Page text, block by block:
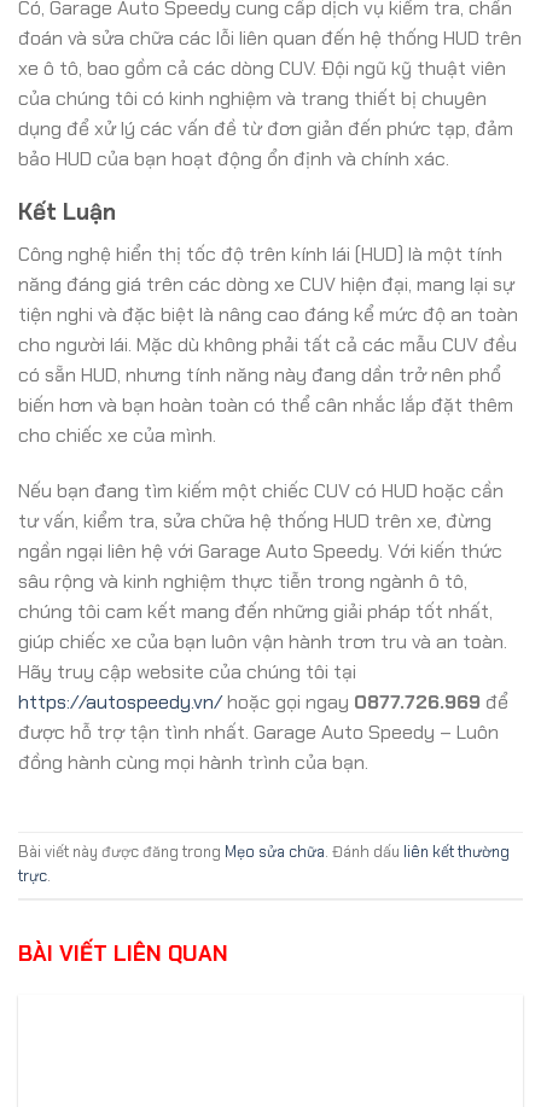
Có, Garage Auto Speedy cung cấp dịch vụ kiểm tra, chẩn
đoán và sửa chữa các lỗi liên quan đến hệ thống HUD trên
xe ô tô, bao gồm cả các dòng CUV. Đội ngũ kỹ thuật viên
của chúng tôi có kinh nghiệm và trang thiết bị chuyên
dụng để xử lý các vấn đề từ đơn giản đến phức tạp, đảm
bảo HUD của bạn hoạt động ổn định và chính xác.
Kết Luận
Công nghệ hiển thị tốc độ trên kính lái (HUD) là một tính
năng đáng giá trên các dòng xe CUV hiện đại, mang lại sự
tiện nghi và đặc biệt là nâng cao đáng kể mức độ an toàn
cho người lái. Mặc dù không phải tất cả các mẫu CUV đều
có sẵn HUD, nhưng tính năng này đang dần trở nên phổ
biến hơn và bạn hoàn toàn có thể cân nhắc lắp đặt thêm
cho chiếc xe của mình.
Nếu bạn đang tìm kiếm một chiếc CUV có HUD hoặc cần
tư vấn, kiểm tra, sửa chữa hệ thống HUD trên xe, đừng
ngần ngại liên hệ với Garage Auto Speedy. Với kiến thức
sâu rộng và kinh nghiệm thực tiễn trong ngành ô tô,
chúng tôi cam kết mang đến những giải pháp tốt nhất,
giúp chiếc xe của bạn luôn vận hành trơn tru và an toàn.
Hãy truy cập website của chúng tôi tại
https://autospeedy.vn/hoặc gọi ngay 0877.726.969 để
được hỗ trợ tận tình nhất. Garage Auto Speedy – Luôn
đồng hành cùng mọi hành trình của bạn.
Bài viết này được đăng trong Mẹo sửa chữa. Đánh dấu liên kết thường
trực.
BÀI VIẾT LIÊN QUAN